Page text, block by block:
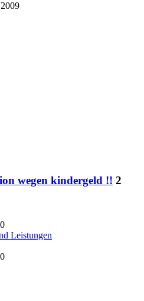
wegen kindergeld !! 2
Leistungen